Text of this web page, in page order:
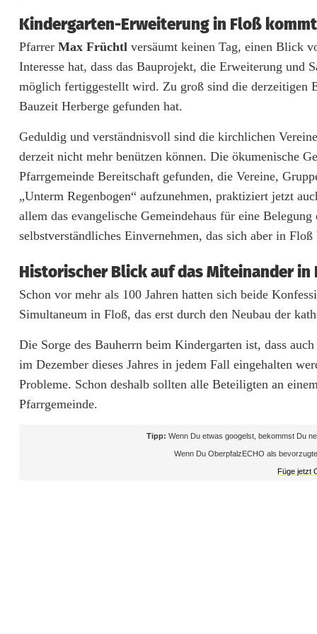
e
i
t
e
u
n
g
d
K
i
n
d
Kindergarten-Erweiterung in Floß
Pfarrer Max Früchtl versäumt keinen Tag, einen Blick
Interesse hat, dass das Bauprojekt, die Erweiterung und
möglich fertiggestellt wird. Zu groß sind die derzeitigen
Bauzeit Herberge gefunden hat.
Geduldig und verständnisvoll sind die kirchlichen
derzeit nicht mehr benützen können. Die ökumenische
Pfarrgemeinde Bereitschaft gefunden, die Vereine,
„Unterm Regenbogen“ aufzunehmen, praktiziert jetzt
allem das evangelische Gemeindehaus für eine
selbstverständliches Einvernehmen, das sich aber in Floß
Historischer Blick auf das Miteinander in
Schon vor mehr als 100 Jahren hatten sich beide
Simultaneum in Floß, das erst durch den Neubau der
Die Sorge des Bauherrn beim Kindergarten ist, dass
im Dezember dieses Jahres in jedem Fall eingehalten
Probleme. Schon deshalb sollten alle Beteiligten an
Pfarrgemeinde.
Tipp: Wenn Du etwas googelst, bekommst Du
Wenn Du OberpfalzECHO als
Füge jetzt